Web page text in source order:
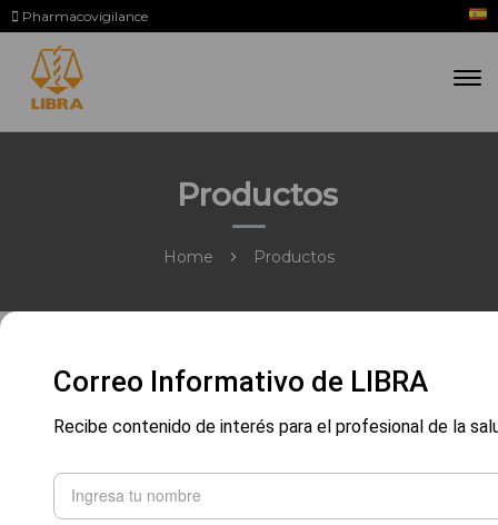
Pharmacovigilance
Productos
Home Productos
Correo Informativo de LIBRA
Recibe contenido de interés para el profesional de la